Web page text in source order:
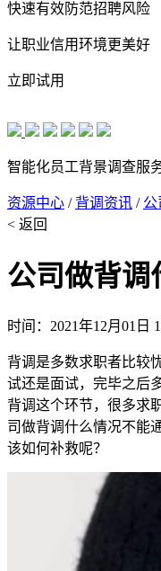
快速有效防范招聘风险
让职业信用环境更美好
立即试用
智能化员工背景调查服
资源中心 / 背调资讯 / 公
< 返回
公司做背调
时间：2021年12月01日
背调是多数求职者比较
试还是面试，完毕之后
背调这个环节，很多求
司做背调什么情况不能
该如何补救呢？